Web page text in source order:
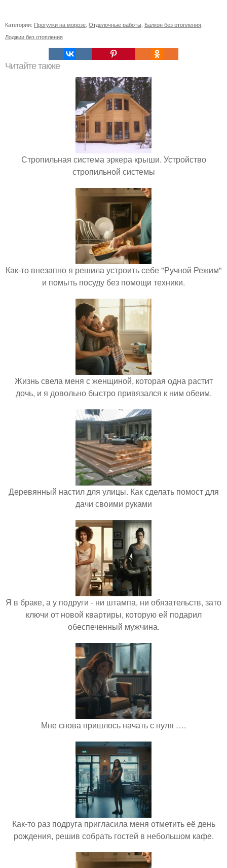
Категории: Прогулки на морозе, Отделочные работы, Балкон без отопления,
Лоджии без отопления
Читайте также
Стропильная система эркера крыши. Устройство
стропильной системы
Как-то внезапно я решила устроить себе "Ручной Режим"
и помыть посуду без помощи техники.
Жизнь свела меня с женщиной, которая одна растит
дочь, и я довольно быстро привязался к ним обеим.
Деревянный настил для улицы. Как сделать помост для
дачи своими руками
Я в браке, а у подруги - ни штампа, ни обязательств, зато
ключи от новой квартиры, которую ей подарил
обеспеченный мужчина.
Мне снова пришлось начать с нуля ….
Как-то раз подруга пригласила меня отметить её день
рождения, решив собрать гостей в небольшом кафе.